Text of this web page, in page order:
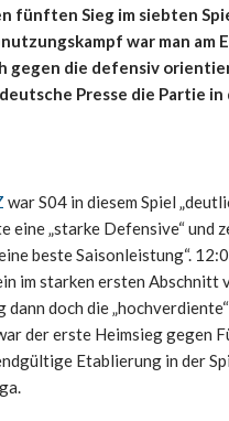
fünften Sieg im siebten
war man am
gegen die defensiv
Presse die Partie
war S04 in diesem Spiel
eine „starke Defensive“ und
beste Saisonleistung“.
im starken ersten Abschnitt
dann doch die
der erste Heimsieg gegen
Etablierung in der